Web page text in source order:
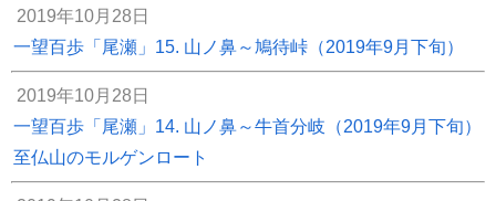
2019年10月28日
一望百歩「尾瀬」15. 山ノ鼻～鳩待峠（2019年9月下旬）
2019年10月28日
一望百歩「尾瀬」14. 山ノ鼻～牛首分岐（2019年9月下旬）
至仏山のモルゲンロート